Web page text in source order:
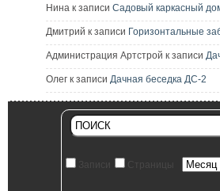
Нина к записи Садовый каркасный
Дмитрий к записи Горизонтальные
Администрация Артстрой к записи
Олег к записи Дачная беседка ДС-2
Записи Страницы